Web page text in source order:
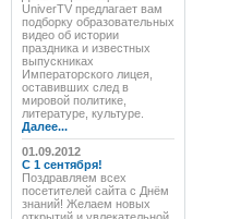
UniverTV предлагает вам
подборку образовательных
видео об истории
праздника и известных
выпускниках
Императорского лицея,
оставивших след в
мировой политике,
литературе, культуре.
Далее...
01.09.2012
C 1 сентября!
Поздравляем всех
посетителей сайта с Днём
знаний! Желаем новых